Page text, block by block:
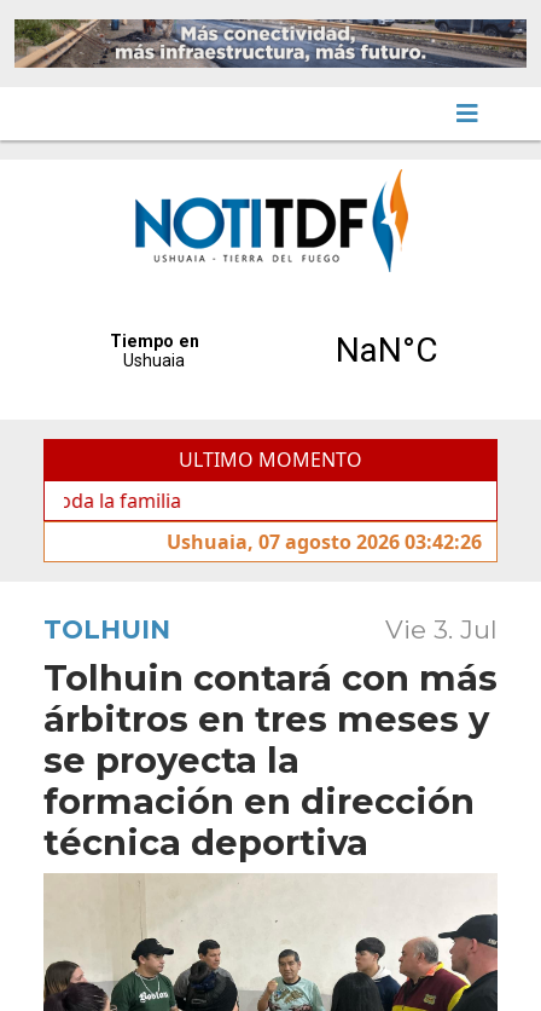
ULTIMO MOMENTO
la familia
Ushuaia, 07 agosto 2026 03:42:26
TOLHUIN Vie 3. Jul
Tolhuin contará con más
árbitros en tres meses y
se proyecta la
formación en dirección
técnica deportiva